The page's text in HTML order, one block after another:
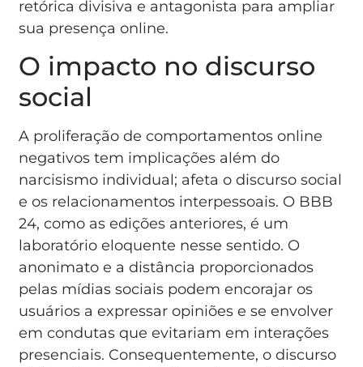
retórica divisiva e antagonista para ampliar
sua presença online.
O impacto no discurso
social
A proliferação de comportamentos online
negativos tem implicações além do
narcisismo individual; afeta o discurso social
e os relacionamentos interpessoais. O BBB
24, como as edições anteriores, é um
laboratório eloquente nesse sentido. O
anonimato e a distância proporcionados
pelas mídias sociais podem encorajar os
usuários a expressar opiniões e se envolver
em condutas que evitariam em interações
presenciais. Consequentemente, o discurso